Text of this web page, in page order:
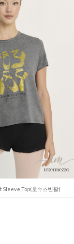
Sleeve Top(토슈즈반팔)